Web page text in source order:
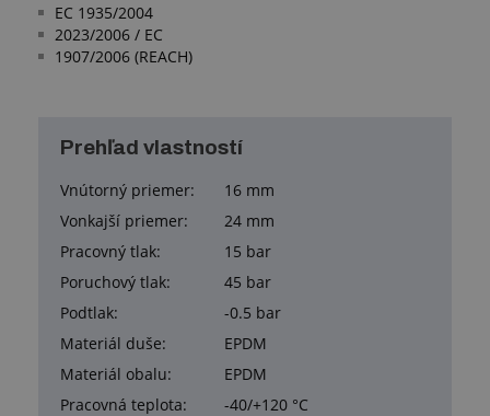
EC 1935/2004
2023/2006 / EC
1907/2006 (REACH)
Prehľad vlastností
Vnútorný priemer:
16 mm
Vonkajší priemer:
24 mm
Pracovný tlak:
15 bar
Poruchový tlak:
45 bar
Podtlak:
-0.5 bar
Materiál duše:
EPDM
Materiál obalu:
EPDM
Pracovná teplota:
-40/+120 °C